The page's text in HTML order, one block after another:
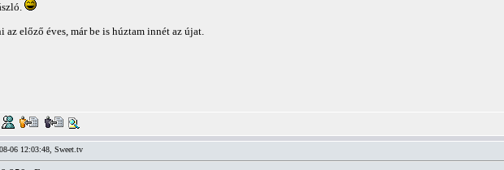
az előző éves, már be is húztam innét az újat.
06 12:03:48, Sweet.tv